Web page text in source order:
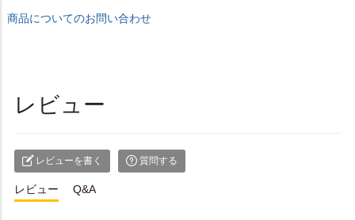
商品についてのお問い合わせ
レビュー
レビューを書く 質問する
レビュー Q&A